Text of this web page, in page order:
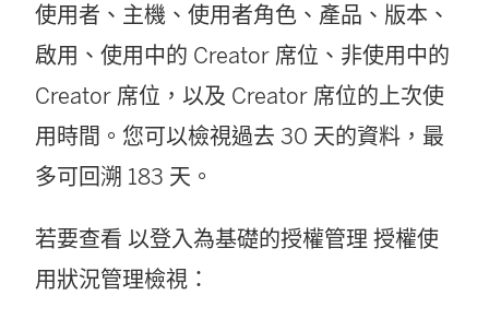
使用者、主機、使用者角色、產品、版本、
啟用、使用中的 Creator 席位、非使用中的
Creator 席位，以及 Creator 席位的上次使
用時間。您可以檢視過去 30 天的資料，最
多可回溯 183 天。
若要查看 以登入為基礎的授權管理 授權使
用狀況管理檢視：